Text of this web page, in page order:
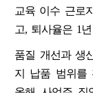
교육 이수 근로
고, 퇴사율은 1
품질 개선과 생
지 납품 범위를